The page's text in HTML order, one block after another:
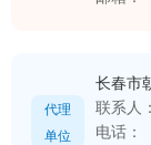
代理
单位
长春市
联系人：
电话：